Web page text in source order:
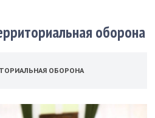
оборона
ОБОРОНА